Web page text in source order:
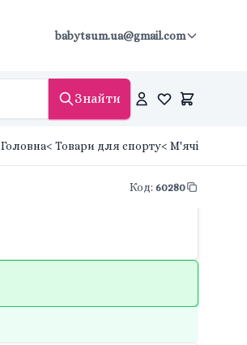
babytsum.ua@gmail.com
Знайти
Головна< Товари для спорту< М'ячі
Код: 60280